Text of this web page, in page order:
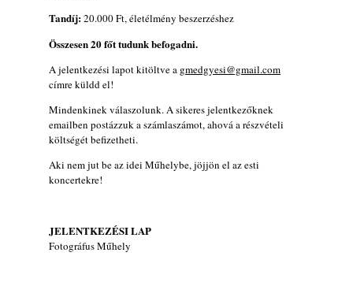
Tandíj:20.000 Ft, életélmény beszerzéshez
Összesen 20 főt tudunk befogadni.
A jelentkezési lapot kitöltve a gmedgyesi@gmail.com
címre küldd el!
Mindenkinek válaszolunk. A sikeres jelentkezőknek
emailben postázzuk a számlaszámot, ahová a részvételi
költségét befizetheti.
Aki nem jut be az idei Műhelybe, jöjjön el az esti
koncertekre!
JELENTKEZÉSI LAP
Fotográfus Műhely